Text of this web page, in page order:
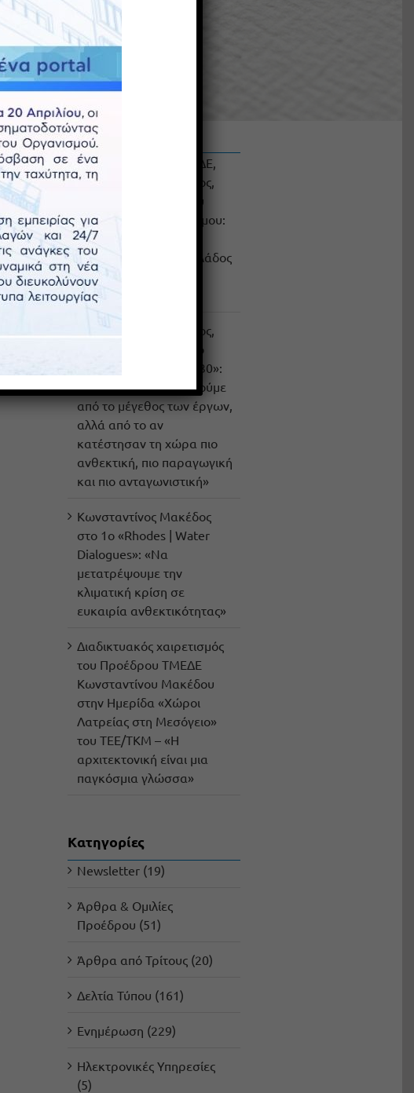
Πρόσφατα άρθρα
Ο Πρόεδρος του ΤΜΕΔΕ,
Κωνσταντίνος Μακέδος,
στο 7ο OT FORUM του
Οικονομικού Ταχυδρόμου:
Αναπτυξιακός
πολλαπλασιαστής ο κλάδος
υποδομών και
κατασκευών
Κωνσταντίνος Μακέδος,
Πρόεδρος ΤΜΕΔΕ, στο
συνέδριο «Ελλάδα 2030»:
«Το 2030 δεν θα κριθούμε
από το μέγεθος των έργων,
αλλά από το αν
κατέστησαν τη χώρα πιο
ανθεκτική, πιο παραγωγική
και πιο ανταγωνιστική»
Κωνσταντίνος Μακέδος
στο 1ο «Rhodes | Water
Dialogues»: «Να
μετατρέψουμε την
κλιματική κρίση σε
ευκαιρία ανθεκτικότητας»
Διαδικτυακός χαιρετισμός
του Προέδρου ΤΜΕΔΕ
Κωνσταντίνου Μακέδου
στην Ημερίδα «Χώροι
Λατρείας στη Μεσόγειο»
του ΤΕΕ/ΤΚΜ – «Η
αρχιτεκτονική είναι μια
παγκόσμια γλώσσα»
Kατηγορίες
Newsletter (19)
Άρθρα & Ομιλίες
Προέδρου (51)
Άρθρα από Τρίτους (20)
Δελτία Τύπου (161)
Ενημέρωση (229)
Ηλεκτρονικές Υπηρεσίες
(5)